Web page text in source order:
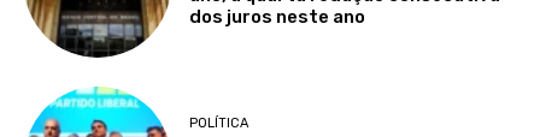
dos juros neste ano
POLÍTICA